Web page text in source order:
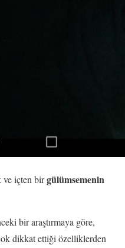
ve içten birgülümsemenin
bir araştırmaya göre,
dikkat ettiği özelliklerden